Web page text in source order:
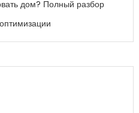
дом? Полный разбор